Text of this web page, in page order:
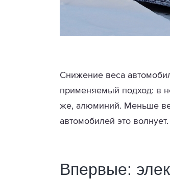
Снижение веса
применяемый подход: в
же, алюминий. Меньше
автомобилей это волнует.
Впервые: